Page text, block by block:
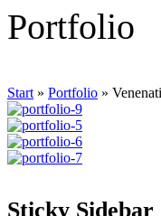
Portfolio
Start » Portfolio »
Sticky Sidebar